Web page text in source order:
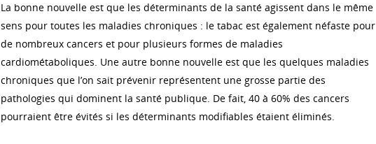
La bonne nouvelle est que les déterminants de la santé agissent dans le même
sens pour toutes les maladies chroniques : le tabac est également néfaste pour
de nombreux cancers et pour plusieurs formes de maladies
cardiométaboliques. Une autre bonne nouvelle est que les quelques maladies
chroniques que l’on sait prévenir représentent une grosse partie des
pathologies qui dominent la santé publique. De fait, 40 à 60% des cancers
pourraient être évités si les déterminants modifiables étaient éliminés.